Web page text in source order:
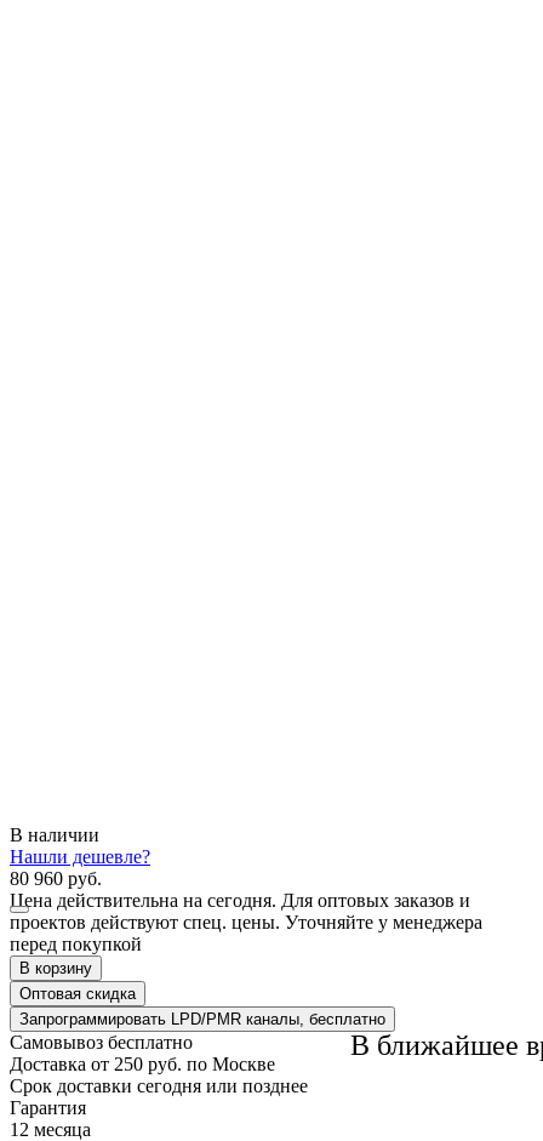
В наличии
Нашли дешевле?
В ближайшее
80 960 руб.
Цена действительна на сегодня. Для оптовых заказов и
проектов действуют спец. цены. Уточняйте у менеджера
перед покупкой
В корзину
Оптовая скидка
Запрограммировать LPD/PMR каналы, бесплатно
Самовывоз бесплатно
Доставка от 250 руб. по Москве
Cрок доставки сегодня или позднее
Гарантия
12 месяца